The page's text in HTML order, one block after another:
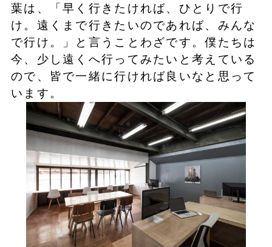
葉は、「早く行きたければ、ひとりで行
け。遠くまで行きたいのであれば、みんな
で行け。」と言うことわざです。僕たちは
今、少し遠くへ行ってみたいと考えている
ので、皆で一緒に行ければ良いなと思って
います。